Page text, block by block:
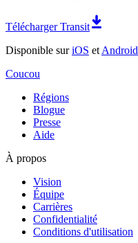
Télécharger Transit
Disponible suriOS et Android
Coucou
Régions
Blogue
Presse
Aide
À propos
Vision
Équipe
Carrières
Confidentialité
Conditions d'utilisation